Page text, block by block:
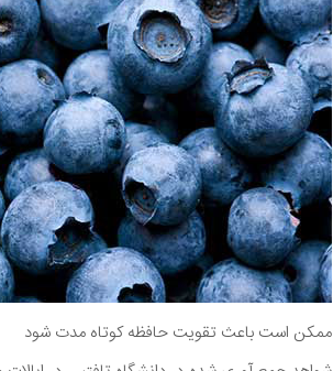
ممکن است باعث تقویت حافظه کوتاه مدت شود